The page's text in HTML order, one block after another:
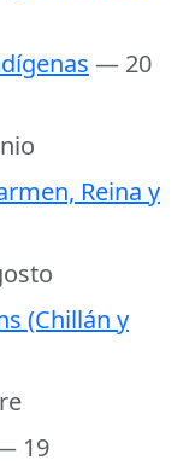
— 20
Reina y
(Chillán y
19